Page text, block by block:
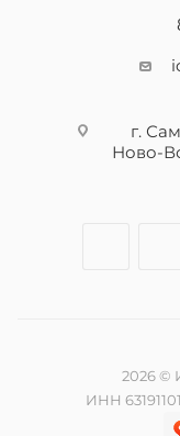
г.
Ново-
2026 ©
ИНН